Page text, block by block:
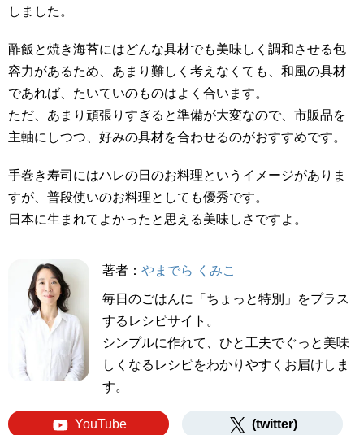
しました。
酢飯と焼き海苔にはどんな具材でも美味しく調和させる包
容力があるため、あまり難しく考えなくても、和風の具材
であれば、たいていのものはよく合います。
ただ、あまり頑張りすぎると準備が大変なので、市販品を
主軸にしつつ、好みの具材を合わせるのがおすすめです。
手巻き寿司にはハレの日のお料理というイメージがありま
すが、普段使いのお料理としても優秀です。
日本に生まれてよかったと思える美味しさですよ。
著者： やまでら くみこ
毎日のごはんに「ちょっと特別」をプラス
するレシピサイト。
シンプルに作れて、ひと工夫でぐっと美味
しくなるレシピをわかりやすくお届けしま
す。
YouTube (twitter)